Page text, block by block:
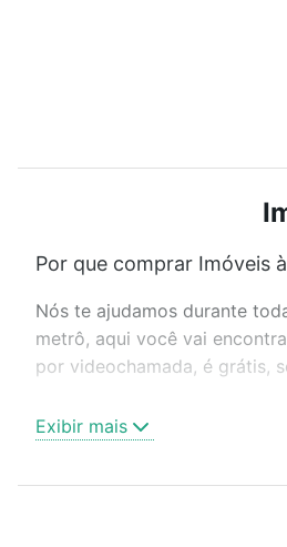
Por que comprar Imóveis
Nós te ajudamos durante
metrô, aqui você vai
por videochamada, é grátis,
ou sem vaga de garagem
Imóveis à venda em Praia
Exibir mais